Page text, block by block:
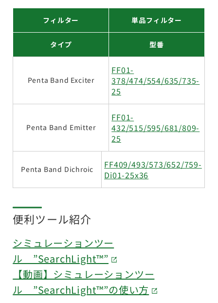
フィルター 単品フィルター
タイプ 型番
Penta Band Exciter
FF01-
378/474/554/635/735-
25
Penta Band Emitter
FF01-
432/515/595/681/809-
25
Penta Band Dichroic
FF409/493/573/652/759-
Di01-25x36
便利ツール紹介
シミュレーションツー
ル ”SearchLight™”
【動画】シミュレーションツー
ル ”SearchLight™”の使い方